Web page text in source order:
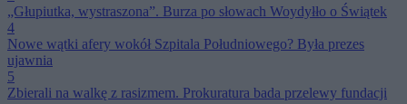
„Głupiutka, wystraszona”. Burza po słowach Woydyłło o Świątek
4
Nowe wątki afery wokół Szpitala Południowego? Była prezes
ujawnia
5
Zbierali na walkę z rasizmem. Prokuratura bada przelewy fundacji